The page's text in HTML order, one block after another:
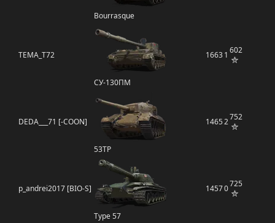
Bourrasque
TEMA_T72
СУ-130ПМ
16631 602
DEDA___71 [-COON]
53TP
14652752
p_andrei2017 [BIO-S]
Type 57
14570725